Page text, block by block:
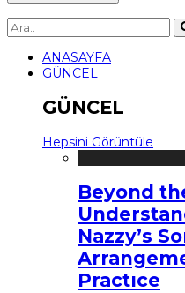
ANASAYFA
GÜNCEL
GÜNCEL
Hepsini Görüntüle
Beyond
Nazzy’s
Practıce